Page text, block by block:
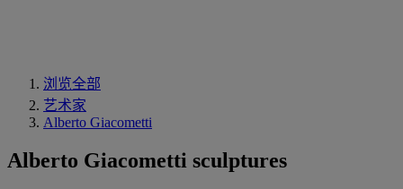
浏览全部
艺术家
Alberto Giacometti
Alberto Giacometti sculptures